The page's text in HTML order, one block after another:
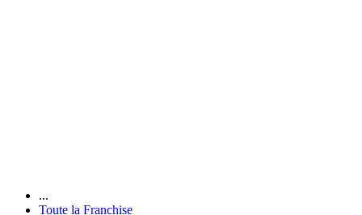
...
Toute la Franchise